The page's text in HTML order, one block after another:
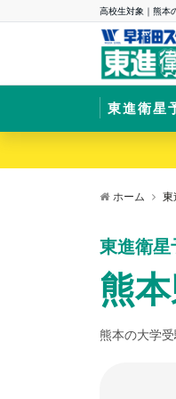
高校生対象｜熊本
東進衛星
ホーム 東
東進衛星
熊
熊本の大学